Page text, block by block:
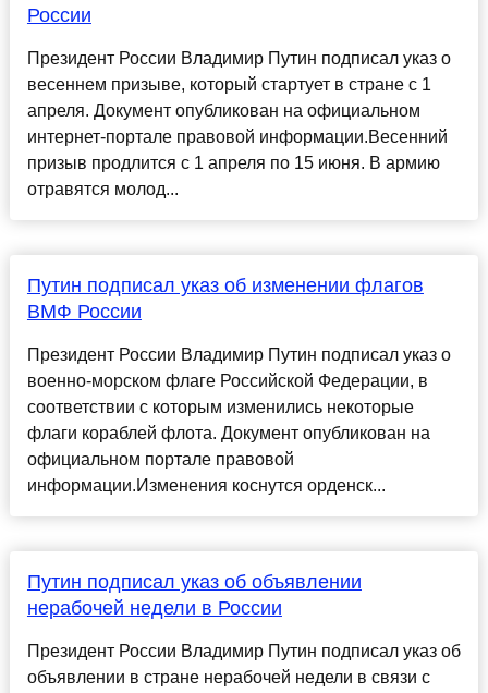
России
Президент России Владимир Путин подписал указ о
весеннем призыве, который стартует в стране с 1
апреля. Документ опубликован на официальном
интернет-портале правовой информации.Весенний
призыв продлится с 1 апреля по 15 июня. В армию
отравятся молод...
Путин подписал указ об изменении флагов
ВМФ России
Президент России Владимир Путин подписал указ о
военно-морском флаге Российской Федерации, в
соответствии с которым изменились некоторые
флаги кораблей флота. Документ опубликован на
официальном портале правовой
информации.Изменения коснутся орденск...
Путин подписал указ об объявлении
нерабочей недели в России
Президент России Владимир Путин подписал указ об
объявлении в стране нерабочей недели в связи с